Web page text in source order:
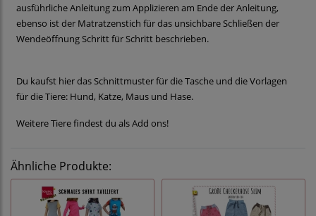
ausführliche Anleitung zum Applizieren am Ende der Anleitung,
ebenso ist der Matratzenstich für das unsichbare Schließen der
Wendeöffnung Schritt für Schritt beschrieben.
Du kaufst hier das Schnittmuster für die Tasche und die Vorlagen
für die Tiere: Hund, Katze, Maus und Hase.
Weitere Tiere findest du als Add ons!
Ähnliche Produkte: